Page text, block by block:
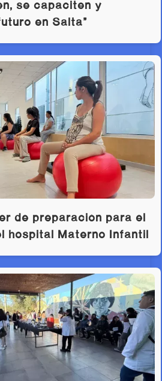
se capaciten y
en Salta”
de preparación para el
hospital Materno Infantil